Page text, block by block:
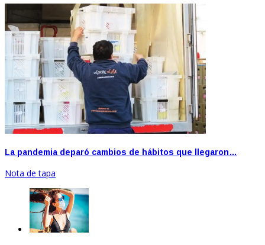
La pandemia deparó cambios de hábitos que llegaron…
Nota de tapa